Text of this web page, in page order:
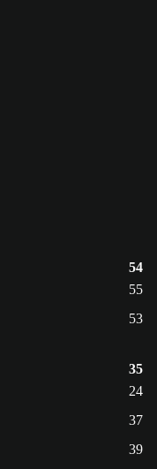
54
55
53
35
24
37
39